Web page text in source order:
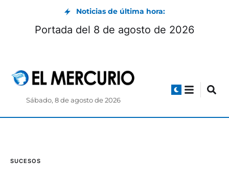
Noticias de última hora:
Portada del 8 de agosto de 2026
Sábado, 8 de agosto de 2026
SUCESOS